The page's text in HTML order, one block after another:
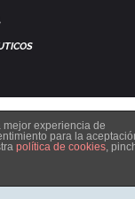
mejor experiencia de
para la
política de cookies,